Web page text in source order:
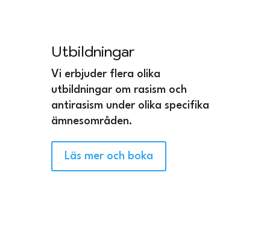
Utbildningar
Vi erbjuder flera olika
utbildningar om rasism och
antirasism under olika specifika
ämnesområden.
Läs mer och boka